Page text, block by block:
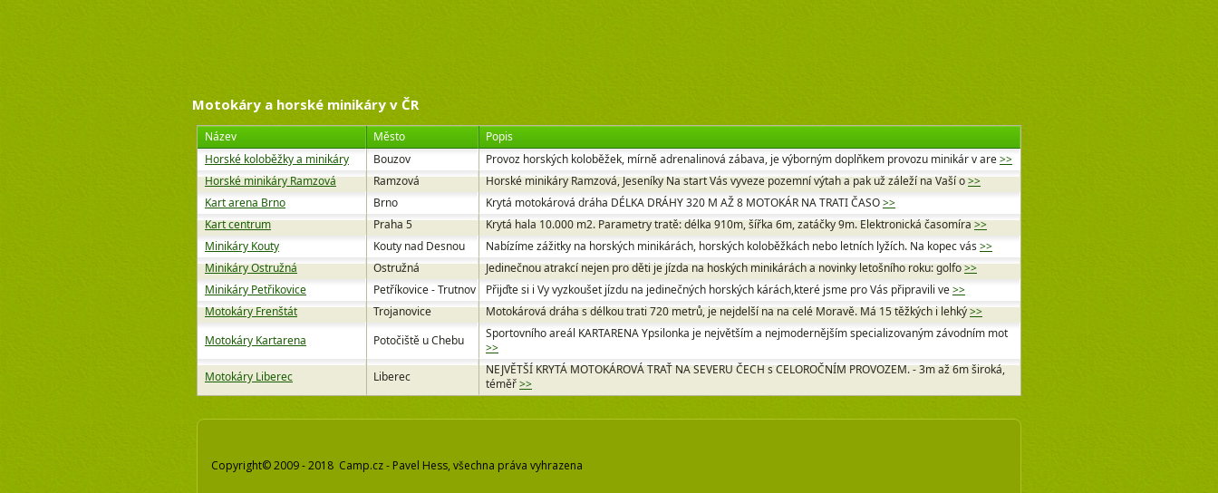
Motokáry a horské minikáry v ČR
Název Město
Popis
Horské koloběžky a minikáry
Bouzov Provoz horských koloběžek, mírně adrenalinová zábava, je výborným doplňkem provozu minikár v are>>
Horské minikáry Ramzová
Ramzová Horské minikáry Ramzová, Jeseníky Na start Vás vyveze pozemní výtah a pak už záleží na Vaší o>>
Kart arena Brno
Brno Krytá motokárová dráha DÉLKA DRÁHY 320 M AŽ 8 MOTOKÁR NA TRATI ČASO>>
Kart centrum
Praha 5 Krytá hala 10.000 m2. Parametry tratě: délka 910m, šířka 6m, zatáčky 9m. Elektronická časomíra>>
Minikáry Kouty
Kouty nad Desnou Nabízíme zážitky na horských minikárách, horských koloběžkách nebo letních lyžích. Na kopec vás >>
Minikáry Ostružná
Ostružná Jedinečnou atrakcí nejen pro děti je jízda na hoských minikárách a novinky letošního roku: golfo>>
Minikáry Petřikovice
Petříkovice - Trutnov Přijďte si i Vy vyzkoušet jízdu na jedinečných horských kárách,které jsme pro Vás připravili ve>>
Motokáry Frenštát
Trojanovice Motokárová dráha s délkou trati 720 metrů, je nejdelší na na celé Moravě. Má 15 těžkých i lehký>>
Motokáry Kartarena
Potočiště u Chebu
Sportovního areál KARTARENA Ypsilonka je největším a nejmodernějším specializovaným závodním mot
>>
Motokáry Liberec
Liberec
NEJVĚTŠÍ KRYTÁ MOTOKÁROVÁ TRAŤ NA SEVERU ČECH s CELOROČNÍM PROVOZEM. - 3m až 6m široká,
téměř>>
Copyright© 2009 - 2018 Camp.cz - Pavel Hess, všechna práva vyhrazena